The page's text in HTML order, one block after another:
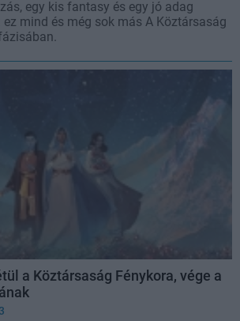
egy kis fantasy és egy jó adag
mind és még sok más A Köztársaság
a Köztársaság Fénykora, vége a